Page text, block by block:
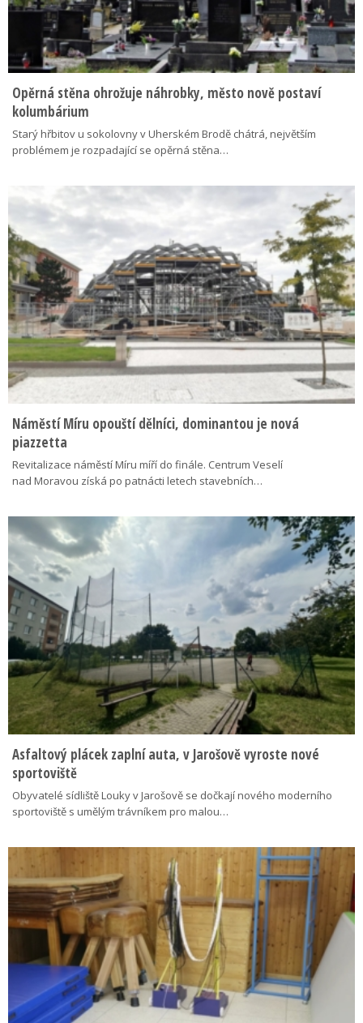
Opěrná stěna ohrožuje náhrobky, město nově postaví
kolumbárium
Starý hřbitov u sokolovny v Uherském Brodě chátrá, největším
problémem je rozpadající se opěrná stěna…
Náměstí Míru opouští dělníci, dominantou je nová
piazzetta
Revitalizace náměstí Míru míří do finále. Centrum Veselí
nad Moravou získá po patnácti letech stavebních…
Asfaltový plácek zaplní auta, v Jarošově vyroste nové
sportoviště
Obyvatelé sídliště Louky v Jarošově se dočkají nového moderního
sportoviště s umělým trávníkem pro malou…